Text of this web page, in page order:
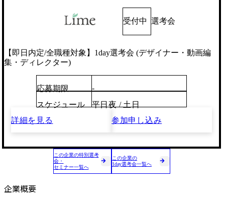
受付中 選考会
【即日内定/全職種対象】1day選考会 (デザイナー・動画編
集・ディレクター)
応募期限
-
スケジュール
平日夜 / 土日
詳細を見る
参加申し込み
この企業の特別選考
会・
セミナー一覧へ
この企業の
1day選考会一覧へ
企業概要